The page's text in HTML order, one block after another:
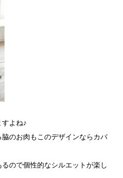
よね♪
のお肉もこのデザインならカバ
ので個性的なシルエットが楽し